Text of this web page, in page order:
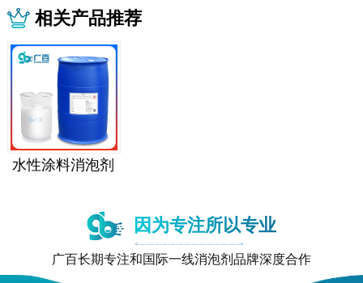
相关产品推荐
水性涂料消泡剂
因为专注所以专业
广百长期专注和国际一线消泡剂品牌深度合作